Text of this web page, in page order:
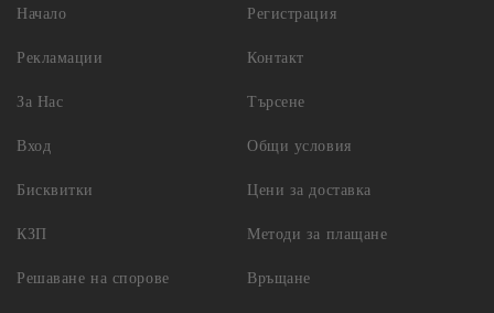
Начало
Рекламации
За Нас
Вход
Регистрация
Контакт
Търсене
Общи условия
Бисквитки
КЗП
Решаване на спорове
Цени за доставка
Методи за плащане
Връщане